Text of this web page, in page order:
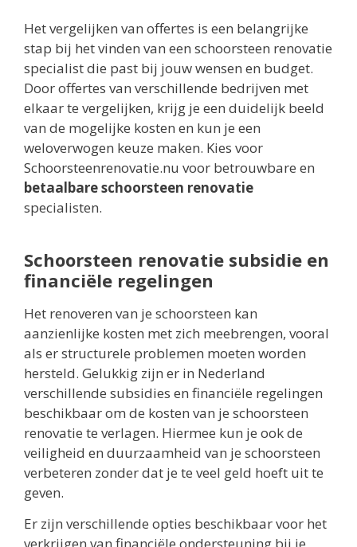
Het vergelijken van offertes is een belangrijke
stap bij het vinden van een schoorsteen renovatie
specialist die past bij jouw wensen en budget.
Door offertes van verschillende bedrijven met
elkaar te vergelijken, krijg je een duidelijk beeld
van de mogelijke kosten en kun je een
weloverwogen keuze maken. Kies voor
Schoorsteenrenovatie.nu voor betrouwbare en
betaalbare schoorsteen renovatie
specialisten.
Schoorsteen renovatie subsidie en
financiële regelingen
Het renoveren van je schoorsteen kan
aanzienlijke kosten met zich meebrengen, vooral
als er structurele problemen moeten worden
hersteld. Gelukkig zijn er in Nederland
verschillende subsidies en financiële regelingen
beschikbaar om de kosten van je schoorsteen
renovatie te verlagen. Hiermee kun je ook de
veiligheid en duurzaamheid van je schoorsteen
verbeteren zonder dat je te veel geld hoeft uit te
geven.
Er zijn verschillende opties beschikbaar voor het
verkrijgen van financiële ondersteuning bij je